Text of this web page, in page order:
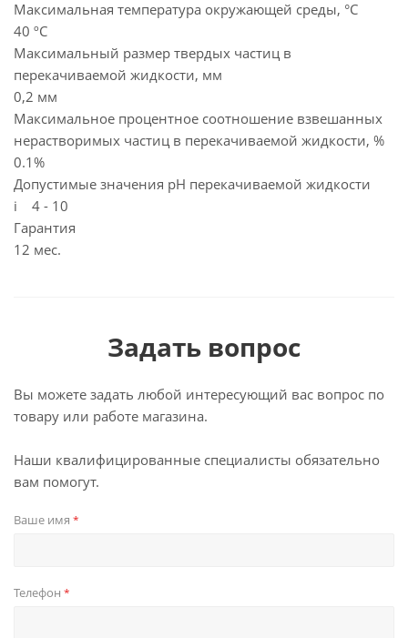
Максимальная температура окружающей среды, °C
40 ºС
Максимальный размер твердых частиц в
перекачиваемой жидкости, мм
0,2 мм
Максимальное процентное соотношение взвешанных
нерастворимых частиц в перекачиваемой жидкости, %
0.1%
Допустимые значения pH перекачиваемой жидкости
i 4 - 10
Гарантия
12 мес.
Задать вопрос
Вы можете задать любой интересующий вас вопрос по
товару или работе магазина.
Наши квалифицированные специалисты обязательно
вам помогут.
Ваше имя *
Телефон *